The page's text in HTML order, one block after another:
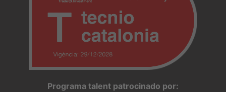
Programa talent patrocinado por: